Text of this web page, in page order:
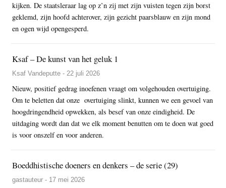
kijken. De staatsleraar lag op z’n zij met zijn vuisten tegen zijn borst
geklemd, zijn hoofd achterover, zijn gezicht paarsblauw en zijn mond
en ogen wijd opengesperd.
Ksaf – De kunst van het geluk 1
Ksaf Vandeputte - 22 juli 2026
Nieuw, positief gedrag inoefenen vraagt om volgehouden overtuiging.
Om te beletten dat onze overtuiging slinkt, kunnen we een gevoel van
hoogdringendheid opwekken, als besef van onze eindigheid. De
uitdaging wordt dan dat we elk moment benutten om te doen wat goed
is voor onszelf en voor anderen.
Boeddhistische doeners en denkers – de serie (29)
gastauteur - 17 mei 2026